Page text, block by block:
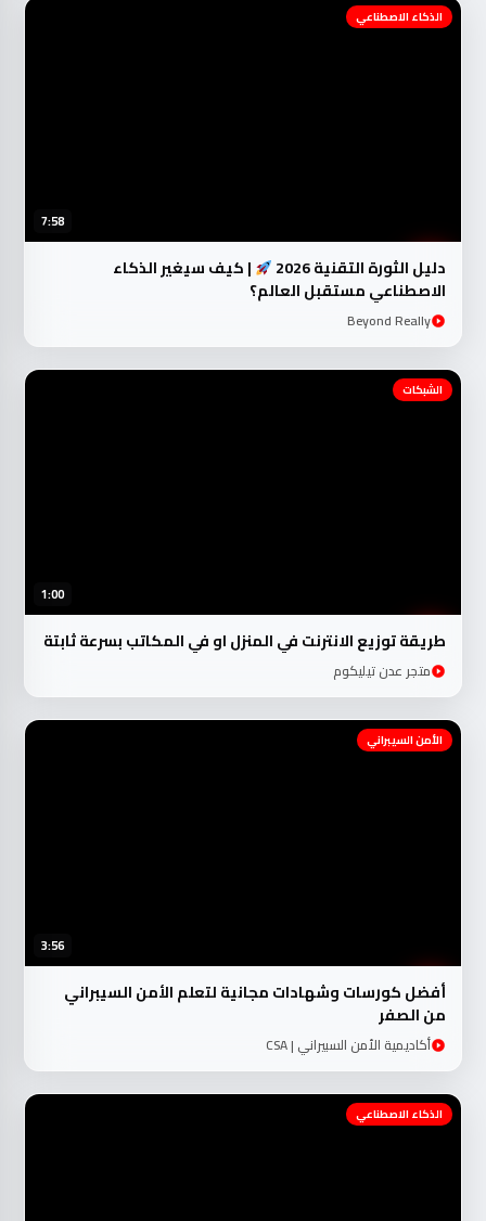
7:58
الذكاء الاصطناعي
دليل الثورة التقنية 2026
| كيف سيغير الذكاء
الاصطناعي مستقبل العالم؟
Beyond Really
1:00
الشبكات
طريقة توزيع الانترنت في المنزل او في المكاتب بسرعة ثابتة
متجر عدن تيليكوم
3:56
الأمن السيبراني
أفضل كورسات وشهادات مجانية لتعلم الأمن السيبراني
من الصفر
أكاديمية الأمن السبيراني | CSA
الذكاء الاصطناعي